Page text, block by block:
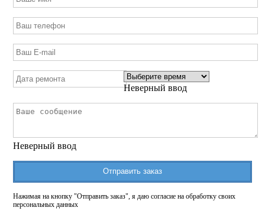
Неверный ввод
Неверный ввод
Отправить заказ
Нажимая на кнопку "Отправить заказ", я даю согласие на обработку своих
персональных данных